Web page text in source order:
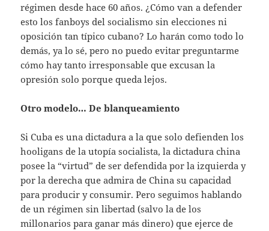
régimen desde hace 60 años. ¿Cómo van a defender
esto los fanboys del socialismo sin elecciones ni
oposición tan típico cubano? Lo harán como todo lo
demás, ya lo sé, pero no puedo evitar preguntarme
cómo hay tanto irresponsable que excusan la
opresión solo porque queda lejos.
Otro modelo… De blanqueamiento
Si Cuba es una dictadura a la que solo defienden los
hooligans de la utopía socialista, la dictadura china
posee la “virtud” de ser defendida por la izquierda y
por la derecha que admira de China su capacidad
para producir y consumir. Pero seguimos hablando
de un régimen sin libertad (salvo la de los
millonarios para ganar más dinero) que ejerce de